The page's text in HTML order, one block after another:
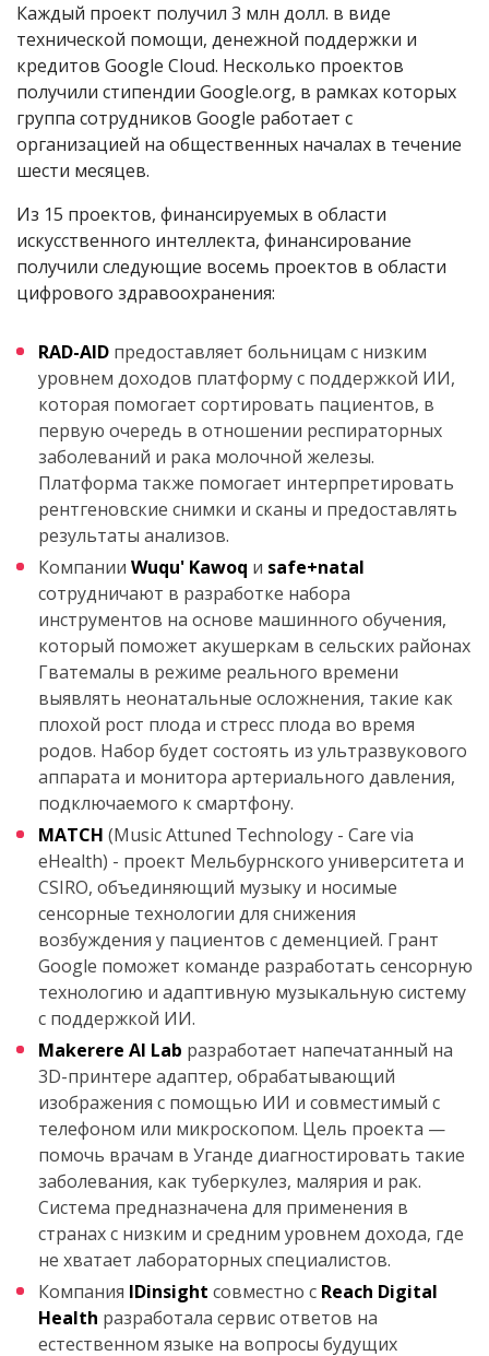
Каждый проект получил 3 млн долл. в виде
технической помощи, денежной поддержки и
кредитов Google Cloud. Несколько проектов
получили стипендии Google.org, в рамках которых
группа сотрудников Google работает с
организацией на общественных началах в течение
шести месяцев.
Из 15 проектов, финансируемых в области
искусственного интеллекта, финансирование
получили следующие восемь проектов в области
цифрового здравоохранения:
RAD-AID предоставляет больницам с низким
уровнем доходов платформу с поддержкой ИИ,
которая помогает сортировать пациентов, в
первую очередь в отношении респираторных
заболеваний и рака молочной железы.
Платформа также помогает интерпретировать
рентгеновские снимки и сканы и предоставлять
результаты анализов.
Компании Wuqu' Kawoq и safe+natal
сотрудничают в разработке набора
инструментов на основе машинного обучения,
который поможет акушеркам в сельских районах
Гватемалы в режиме реального времени
выявлять неонатальные осложнения, такие как
плохой рост плода и стресс плода во время
родов. Набор будет состоять из ультразвукового
аппарата и монитора артериального давления,
подключаемого к смартфону.
MATCH (Music Attuned Technology - Care via
eHealth) - проект Мельбурнского университета и
CSIRO, объединяющий музыку и носимые
сенсорные технологии для снижения
возбуждения у пациентов с деменцией. Грант
Google поможет команде разработать сенсорную
технологию и адаптивную музыкальную систему
с поддержкой ИИ.
Makerere AI Lab разработает напечатанный на
3D-принтере адаптер, обрабатывающий
изображения с помощью ИИ и совместимый с
телефоном или микроскопом. Цель проекта —
помочь врачам в Уганде диагностировать такие
заболевания, как туберкулез, малярия и рак.
Система предназначена для применения в
странах с низким и средним уровнем дохода, где
не хватает лабораторных специалистов.
Компания IDinsight совместно с Reach Digital
Health разработала сервис ответов на
естественном языке на вопросы будущих